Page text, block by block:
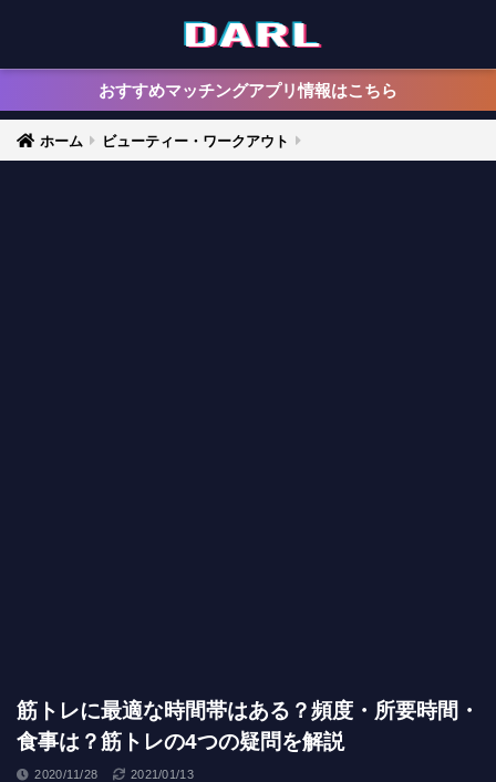
おすすめマッチングアプリ情報はこちら
ホーム ビューティー・ワークアウト
筋トレに最適な時間帯はある？頻度・所要時間・
食事は？筋トレの4つの疑問を解説
2020/11/28 2021/01/13